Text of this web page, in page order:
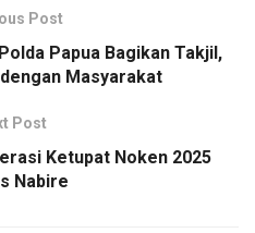
Post
Papua Bagikan Takjil,
Masyarakat
Post
Ketupat Noken 2025
Nabire